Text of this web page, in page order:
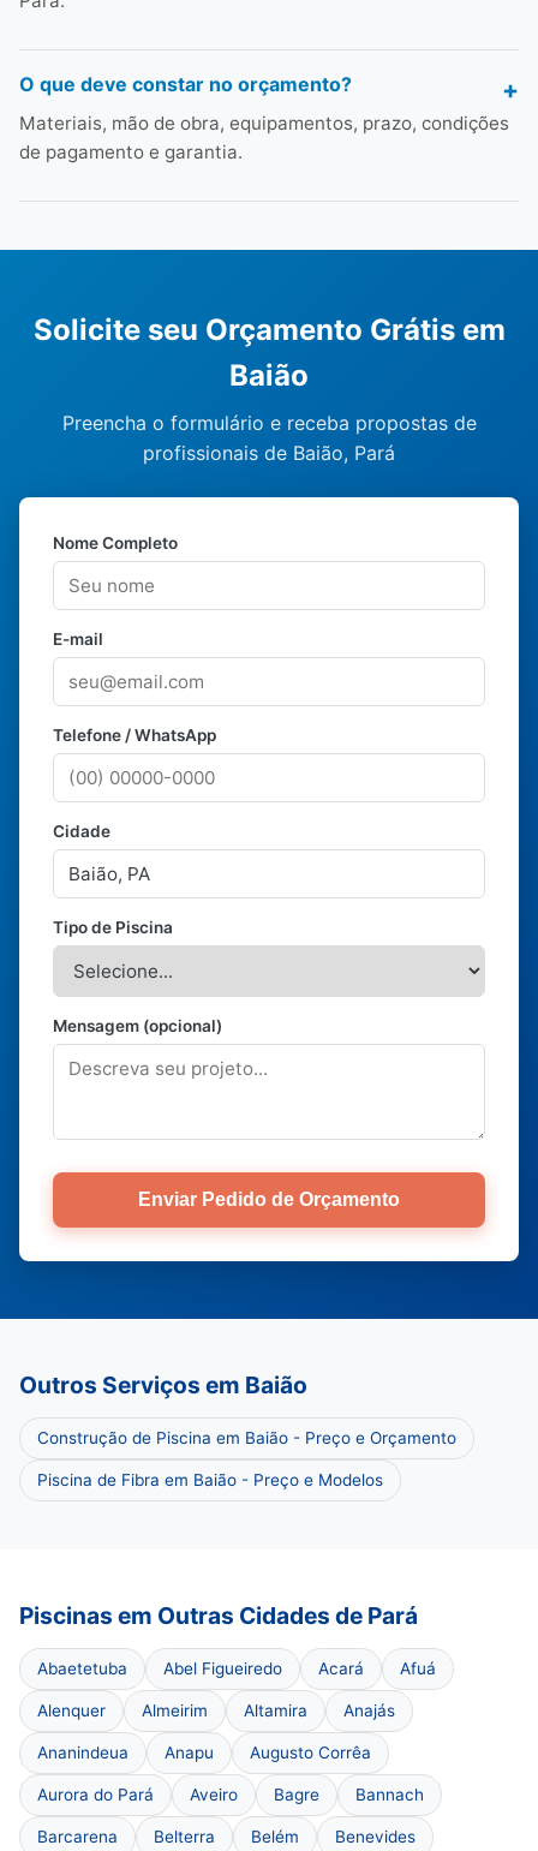
O que deve constar no orçamento?
Materiais, mão de obra, equipamentos, prazo, condições
de pagamento e garantia.
Solicite seu Orçamento Grátis em
Baião
Preencha o formulário e receba propostas de
profissionais de Baião, Pará
Nome Completo
E-mail
Telefone / WhatsApp
Cidade
Tipo de Piscina
Mensagem (opcional)
Enviar Pedido de Orçamento
Outros Serviços em Baião
Construção de Piscina em Baião - Preço e Orçamento
Piscina de Fibra em Baião - Preço e Modelos
Piscinas em Outras Cidades de Pará
Abaetetuba Abel Figueiredo Acará Afuá
Alenquer Almeirim Altamira Anajás
Ananindeua Anapu Augusto Corrêa
Aurora do Pará Aveiro Bagre Bannach
Barcarena Belterra Belém Benevides